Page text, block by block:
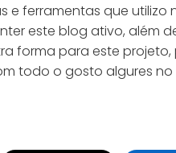
e ferramentas que utilizo
este blog ativo, além
forma para este projeto,
todo o gosto algures no